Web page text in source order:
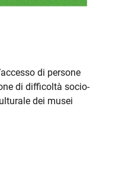
di persone
di difficoltà socio-
dei musei